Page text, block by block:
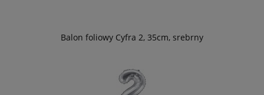
Balon foliowy Cyfra 2, 35cm, srebrny